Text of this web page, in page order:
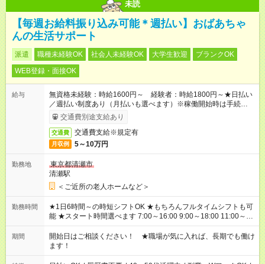
未読
【毎週お給料振り込み可能＊週払い】おばあちゃ
んの生活サポート
派遣 職種未経験OK 社会人未経験OK 大学生歓迎
ブランクOK
WEB登録・面接OK
給与
無資格未経験：時給1600円～ 経験者：時給1800円～★日払い
／週払い制度あり（月払いも選べます）※稼働開始時は手続き完
了次第のお支払いとなります。
交通費別途支給あり
交通費 交通費支給※規定有
月収例 5～10万円
勤務地
東京都清瀬市
清瀬駅
＜ご近所の老人ホームなど＞
勤務時間
★1日6時間～の時短シフトOK ★もちろんフルタイムシフトも可
能 ★スタート時間選べます 7:00～16:00 9:00～18:00 11:00～
20:00 など 残業なし！ ※Wワークの場合、他のお仕事と合わせ
週40時間超の就業はご案内できません ※法令に基づき、週20時
間以上勤務は社会保険への加入対象となります ※労働者派遣法
（日雇い派遣の原則禁止）により、短時間・短期間の就業はご
期間
開始日はご相談ください！ ★職場が気に入れば、長期でも働け
ます！